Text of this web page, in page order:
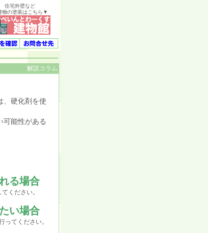
住宅外壁など
物の塗装はこちら▼
解説コラム
、硬化剤を使
可能性がある
る場合
ください。
い場合
てください。